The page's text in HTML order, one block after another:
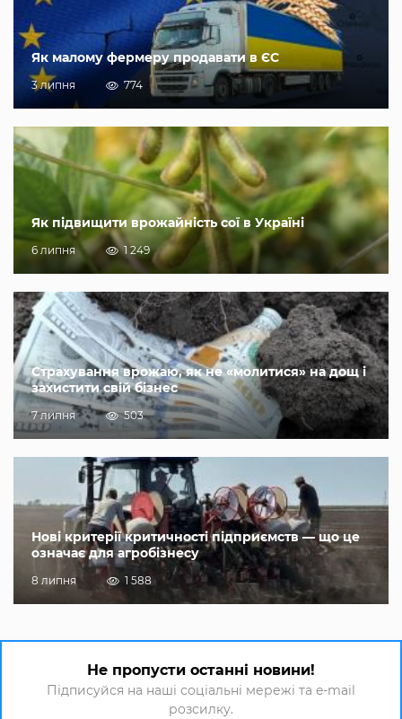
Як малому фермеру продавати в ЄС
3 липня 774
Як підвищити врожайність сої в Україні
6 липня 1 249
Страхування врожаю, як не «молитися» на дощ і
захистити свій бізнес
7 липня 503
Нові критерії критичності підприємств — що це
означає для агробізнесу
8 липня 1 588
Не пропусти останні новини!
Підписуйся на наші соціальні мережі та e-mail
розсилку.